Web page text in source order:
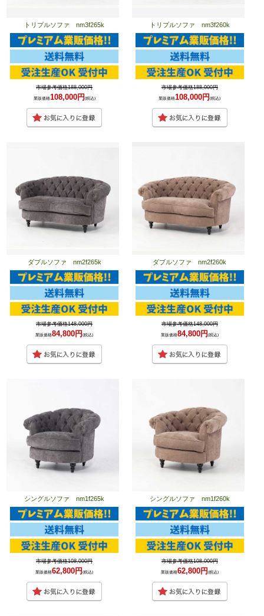
トリプルソファ nm3f265k
市場参考価格188,000円
業販価格108,000円 (税込)
トリプルソファ nm3f260k
市場参考価格188,000円
業販価格108,000円(税込)
ダブルソファ nm2f265k
市場参考価格148,000円
業販価格84,800円(税込)
ダブルソファ nm2f260k
市場参考価格148,000円
業販価格84,800円 (税込)
シングルソファ nm1f265k
市場参考価格108,000円
業販価格62,800円(税込)
シングルソファ nm1f260k
市場参考価格108,000円
業販価格62,800円(税込)